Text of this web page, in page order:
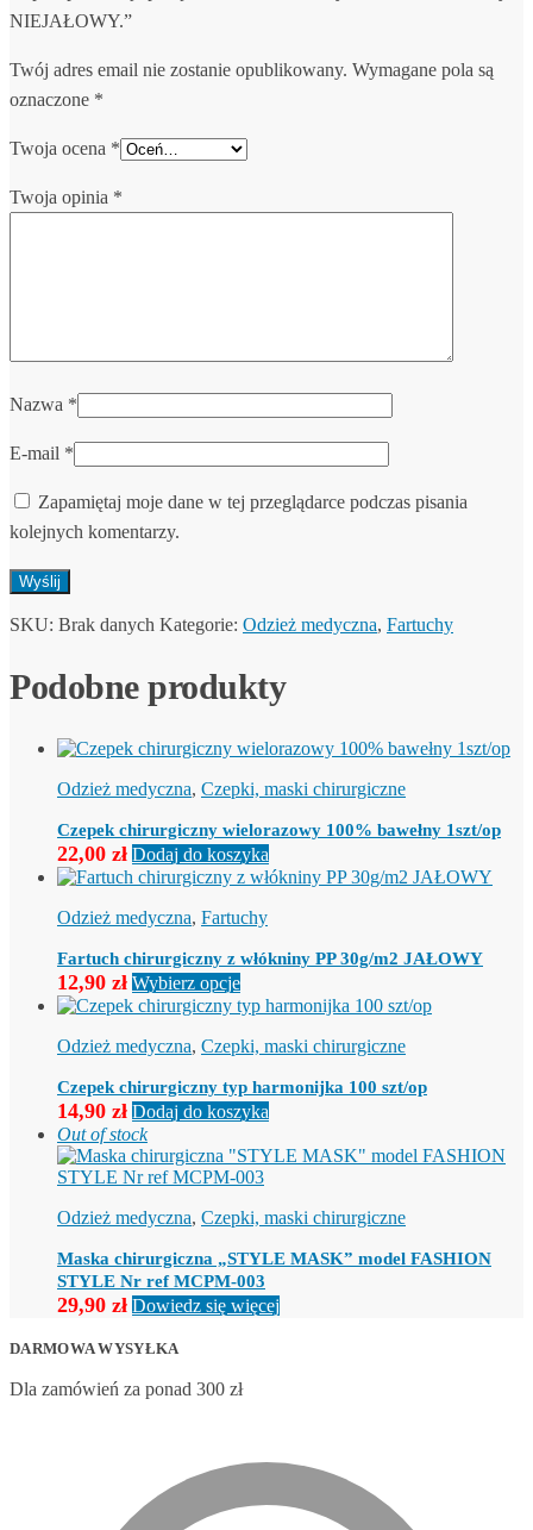
NIEJAŁOWY.”
Twój adres email nie zostanie opublikowany. Wymagane pola są
oznaczone *
Twoja ocena *
Twoja opinia *
Nazwa *
E-mail *
Zapamiętaj moje dane w tej przeglądarce podczas pisania
kolejnych komentarzy.
SKU: Brak danych Kategorie: Odzież medyczna, Fartuchy
Podobne produkty
Odzież medyczna, Czepki, maski chirurgiczne
Czepek chirurgiczny wielorazowy 100% bawełny 1szt/op
22,00 zł Dodaj do koszyka
Odzież medyczna, Fartuchy
Fartuch chirurgiczny z włókniny PP 30g/m2 JAŁOWY
12,90 zł Wybierz opcjeTen
produkt
ma
wiele
Opcje
można
na
stronie
Odzież medyczna, Czepki, maski chirurgiczne
Czepek chirurgiczny typ harmonijka 100 szt/op
14,90 zł Dodaj do koszyka
Out of stock
Odzież medyczna, Czepki, maski chirurgiczne
Maska chirurgiczna „STYLE MASK” model FASHION
STYLE Nr ref MCPM-003
29,90 zł Dowiedz się więcej
DARMOWA WYSYŁKA
Dla zamówień za ponad 300 zł